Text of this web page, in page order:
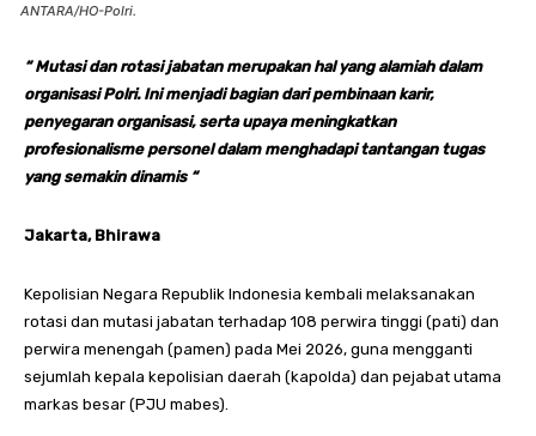
ANTARA/HO-Polri.
“ Mutasi dan rotasi jabatan merupakan hal yang alamiah dalam
organisasi Polri. Ini menjadi bagian dari pembinaan karir,
penyegaran organisasi, serta upaya meningkatkan
profesionalisme personel dalam menghadapi tantangan tugas
yang semakin dinamis “
Jakarta, Bhirawa
Kepolisian Negara Republik Indonesia kembali melaksanakan
rotasi dan mutasi jabatan terhadap 108 perwira tinggi (pati) dan
perwira menengah (pamen) pada Mei 2026, guna mengganti
sejumlah kepala kepolisian daerah (kapolda) dan pejabat utama
markas besar (PJU mabes).